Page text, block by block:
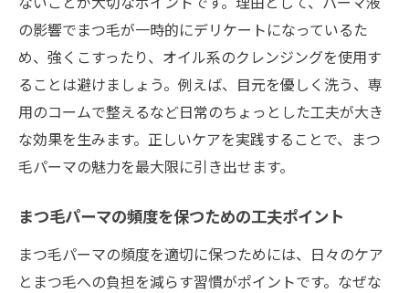
の影響でまつ毛が一時的にデリケートになっているた
め、強くこすったり、オイル系のクレンジングを使用す
ることは避けましょう。例えば、目元を優しく洗う、専
用のコームで整えるなど日常のちょっとした工夫が大き
な効果を生みます。正しいケアを実践することで、まつ
毛パーマの魅力を最大限に引き出せます。
まつ毛パーマの頻度を保つための工夫ポイント
まつ毛パーマの頻度を適切に保つためには、日々のケア
とまつ毛への負担を減らす習慣がポイントです。なぜな